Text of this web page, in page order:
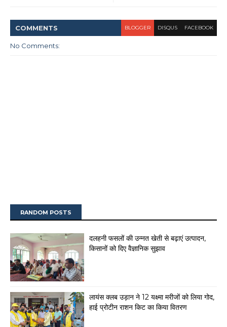
COMMENTS BLOGGER DISQUS FACEBOOK
No Comments:
RANDOM POSTS
दलहनी फसलों की उन्नत खेती से बढ़ाएं उत्पादन,
किसानों को दिए वैज्ञानिक सुझाव
लायंस क्लब उड़ान ने 12 यक्ष्मा मरीजों को लिया गोद,
हाई प्रोटीन राशन किट का किया वितरण